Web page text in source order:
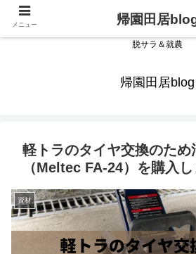
脱サラ＆就農
帰園田居blog
軽トラのタイヤ交換のため
（Meltec FA-24）を購入
資材
メニュー 帰園田居